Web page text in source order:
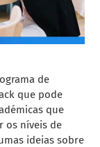
de
que pode
que
os níveis de
ideias sobre